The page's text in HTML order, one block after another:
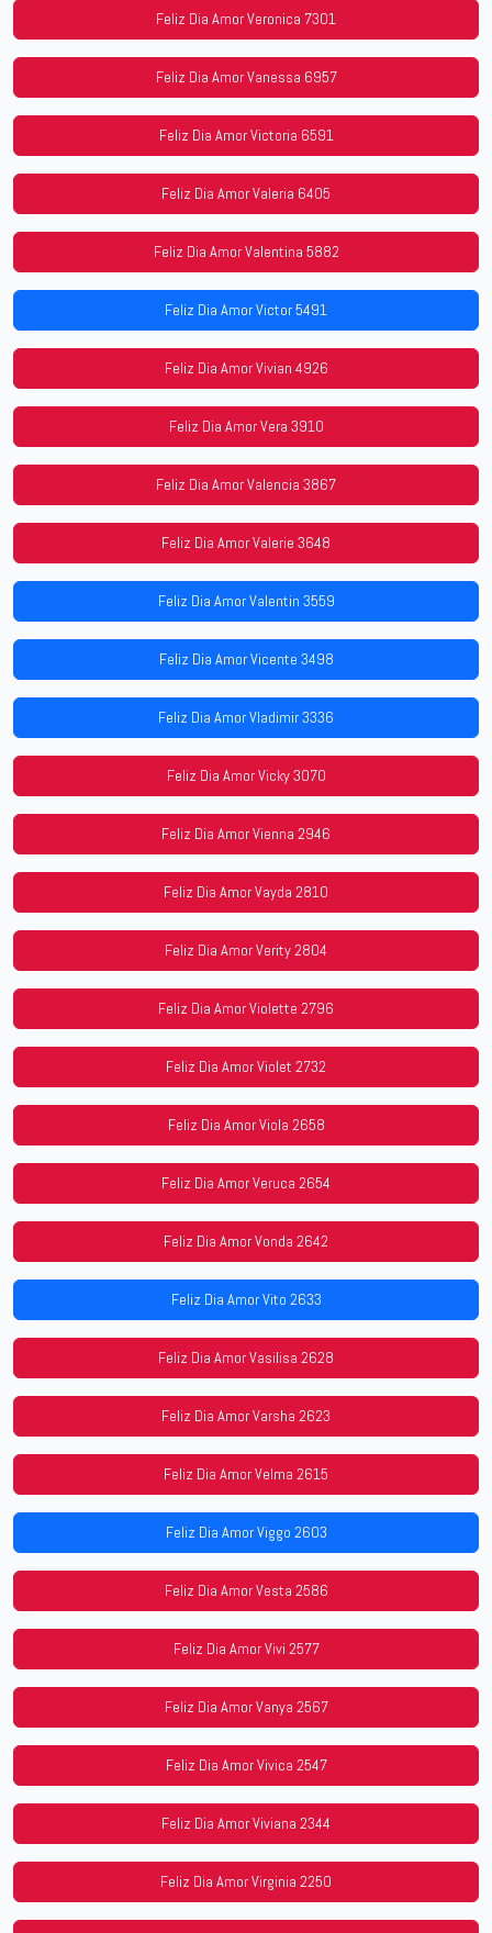
Feliz Dia Amor Veronica 7301
Feliz Dia Amor Vanessa 6957
Feliz Dia Amor Victoria 6591
Feliz Dia Amor Valeria 6405
Feliz Dia Amor Valentina 5882
Feliz Dia Amor Victor 5491
Feliz Dia Amor Vivian 4926
Feliz Dia Amor Vera 3910
Feliz Dia Amor Valencia 3867
Feliz Dia Amor Valerie 3648
Feliz Dia Amor Valentin 3559
Feliz Dia Amor Vicente 3498
Feliz Dia Amor Vladimir 3336
Feliz Dia Amor Vicky 3070
Feliz Dia Amor Vienna 2946
Feliz Dia Amor Vayda 2810
Feliz Dia Amor Verity 2804
Feliz Dia Amor Violette 2796
Feliz Dia Amor Violet 2732
Feliz Dia Amor Viola 2658
Feliz Dia Amor Veruca 2654
Feliz Dia Amor Vonda 2642
Feliz Dia Amor Vito 2633
Feliz Dia Amor Vasilisa 2628
Feliz Dia Amor Varsha 2623
Feliz Dia Amor Velma 2615
Feliz Dia Amor Viggo 2603
Feliz Dia Amor Vesta 2586
Feliz Dia Amor Vivi 2577
Feliz Dia Amor Vanya 2567
Feliz Dia Amor Vivica 2547
Feliz Dia Amor Viviana 2344
Feliz Dia Amor Virginia 2250